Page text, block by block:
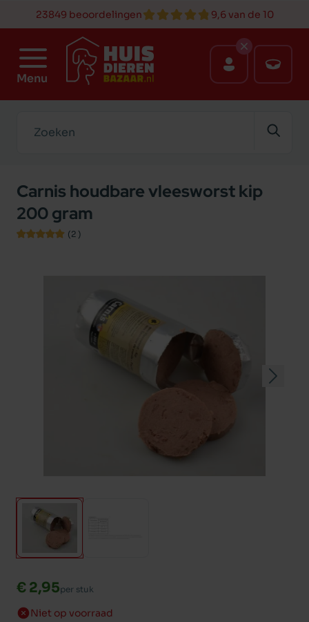
23849 beoordelingen 9,6 van de 10
Menu
Carnis houdbare vleesworst kip
200 gram
(2 )
€ 2,95per stuk
Niet op voorraad